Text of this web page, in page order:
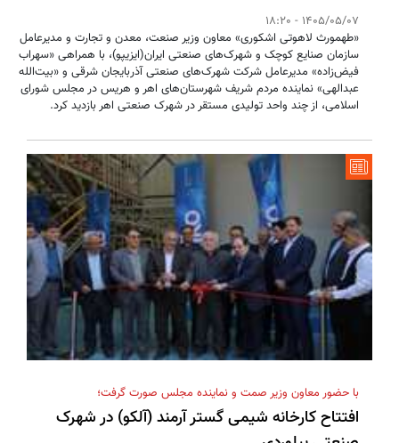
1405/05/07 - 18:20
«طهمورث لاهوتی اشکوری» معاون وزیر صنعت، معدن و تجارت و مدیرعامل
سازمان صنایع کوچک و شهرک‌های صنعتی ایران(ایزیپو)، با همراهی «سهراب
فیض‌زاده» مدیرعامل شرکت شهرک‌های صنعتی آذربایجان شرقی و «بیت‌الله
عبدالهی» نماینده مردم شریف شهرستان‌های اهر و هریس در مجلس شورای
اسلامی، از چند واحد تولیدی مستقر در شهرک صنعتی اهر بازدید کرد.
با حضور معاون وزیر صمت و نماینده مجلس صورت گرفت؛
افتتاح کارخانه شیمی گستر آرمند (آلکو) در شهرک